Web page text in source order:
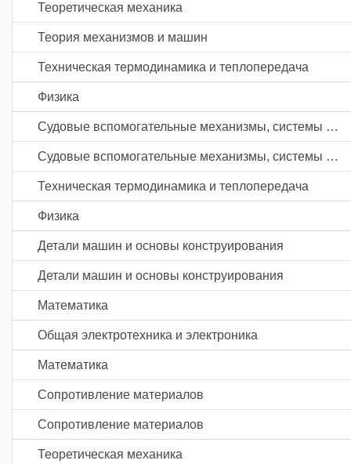
Теоретическая механика
Теория механизмов и машин
Техническая термодинамика и теплопередача
Физика
Судовые вспомогательные механизмы, системы и устройства
Судовые вспомогательные механизмы, системы и устройства
Техническая термодинамика и теплопередача
Физика
Детали машин и основы конструирования
Детали машин и основы конструирования
Математика
Общая электротехника и электроника
Математика
Сопротивление материалов
Сопротивление материалов
Теоретическая механика